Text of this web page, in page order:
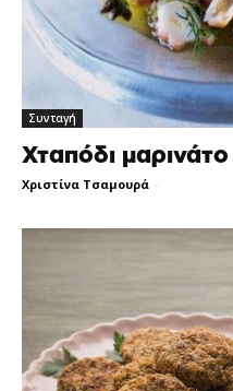
Συνταγή
Χταπόδι
Χριστίνα Τσαμουρά -